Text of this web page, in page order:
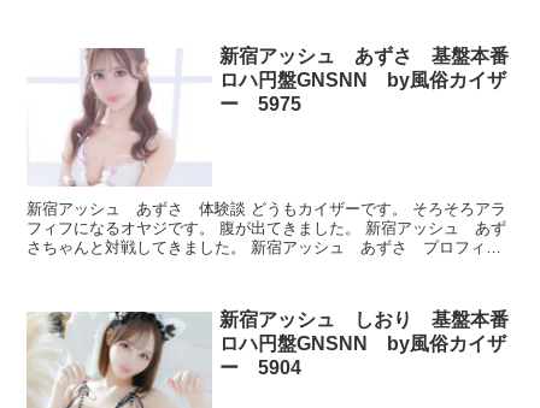
新宿アッシュ あずさ 基盤本番
ロハ円盤GNSNN by風俗カイザ
ー 5975
新宿アッシュ あずさ 体験談 どうもカイザーです。 そろそろアラ
フィフになるオヤジです。 腹が出てきました。 新宿アッシュ あず
さちゃんと対戦してきました。 新宿アッシュ あずさ プロフィー
新宿アッシュ しおり 基盤本番
ロハ円盤GNSNN by風俗カイザ
ー 5904